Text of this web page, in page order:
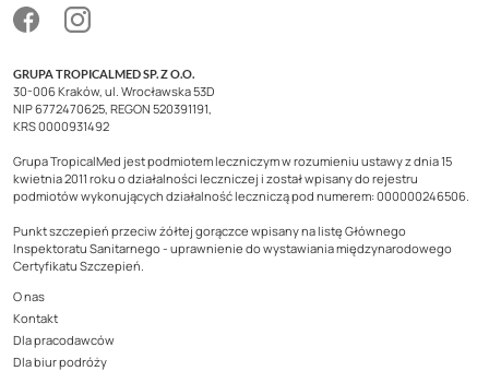
GRUPA TROPICALMED SP. Z O.O.
30-006 Kraków, ul. Wrocławska 53D
NIP 6772470625, REGON 520391191,
KRS 0000931492
Grupa TropicalMed jest podmiotem leczniczym w rozumieniu ustawy z dnia 15
kwietnia 2011 roku o działalności leczniczej i został wpisany do rejestru
podmiotów wykonujących działalność leczniczą pod numerem: 000000246506.
Punkt szczepień przeciw żółtej gorączce wpisany na listę Głównego
Inspektoratu Sanitarnego - uprawnienie do wystawiania międzynarodowego
Certyfikatu Szczepień.
O nas
Kontakt
Dla pracodawców
Dla biur podróży